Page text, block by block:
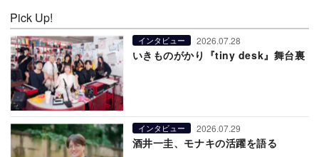
Pick Up!
インタビュー 2026.07.28
いきものがかり『tiny desk』舞台裏
インタビュー 2026.07.29
酒井一圭、モナキの活躍を語る